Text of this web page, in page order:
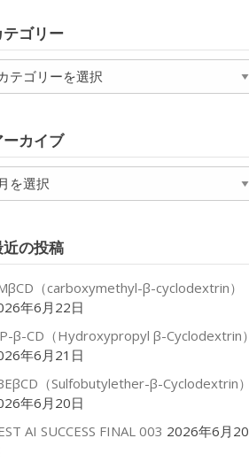
テゴリー
ーカイブ
の投稿
（carboxymethyl-β-cyclodextrin）
年6月22日
β-CD（Hydroxypropyl β-Cyclodextrin）
年6月21日
（Sulfobutylether-β-Cyclodextrin）
年6月20日
AI SUCCESS FINAL 003 2026年6月20